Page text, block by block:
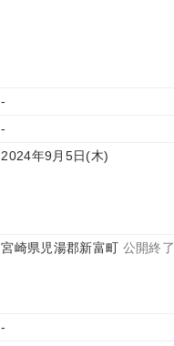
-
-
2024年9月5日(木)
宮崎県児湯郡新富町 公開終了
-